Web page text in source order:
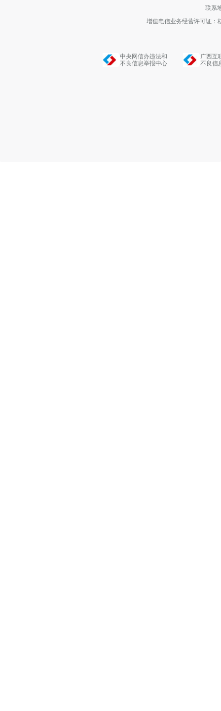
联系
增值电信业务经营许可证
中央网信办违法和
不良信息举报中心
广西互
不良信